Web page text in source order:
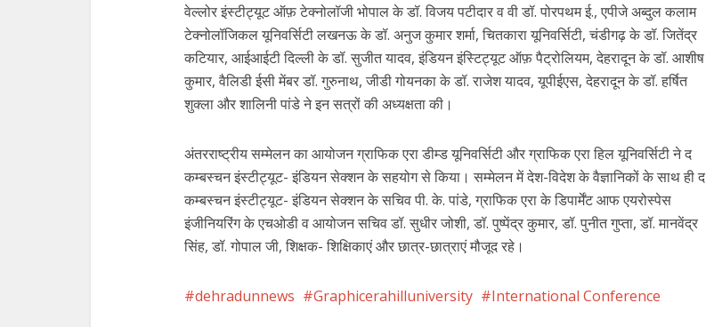
वेल्लोर इंस्टीट्यूट ऑफ़ टेक्नोलॉजी भोपाल के डॉ. विजय पटीदार व वी डॉ. पोरपथम ई., एपीजे अब्दुल कलाम
टेक्नोलॉजिकल यूनिवर्सिटी लखनऊ के डॉ. अनुज कुमार शर्मा, चितकारा यूनिवर्सिटी, चंडीगढ़ के डॉ. जितेंद्र
कटियार, आईआईटी दिल्ली के डॉ. सुजीत यादव, इंडियन इंस्टिट्यूट ऑफ़ पैट्रोलियम, देहरादून के डॉ. आशीष
कुमार, वैलिडी ईसी मेंबर डॉ. गुरुनाथ, जीडी गोयनका के डॉ. राजेश यादव, यूपीईएस, देहरादून के डॉ. हर्षित
शुक्ला और शालिनी पांडे ने इन सत्रों की अध्यक्षता की।
अंतरराष्ट्रीय सम्मेलन का आयोजन ग्राफिक एरा डीम्ड यूनिवर्सिटी और ग्राफिक एरा हिल यूनिवर्सिटी ने द
कम्बस्चन इंस्टीट्यूट- इंडियन सेक्शन के सहयोग से किया। सम्मेलन में देश-विदेश के वैज्ञानिकों के साथ ही द
कम्बस्चन इंस्टीट्यूट- इंडियन सेक्शन के सचिव पी. के. पांडे, ग्राफिक एरा के डिपार्मेंट आफ एयरोस्पेस
इंजीनियरिंग के एचओडी व आयोजन सचिव डॉ. सुधीर जोशी, डॉ. पुष्पेंद्र कुमार, डॉ. पुनीत गुप्ता, डॉ. मानवेंद्र
सिंह, डॉ. गोपाल जी, शिक्षक- शिक्षिकाएं और छात्र-छात्राएं मौजूद रहे।
dehradunnews Graphicerahilluniversity International Conference